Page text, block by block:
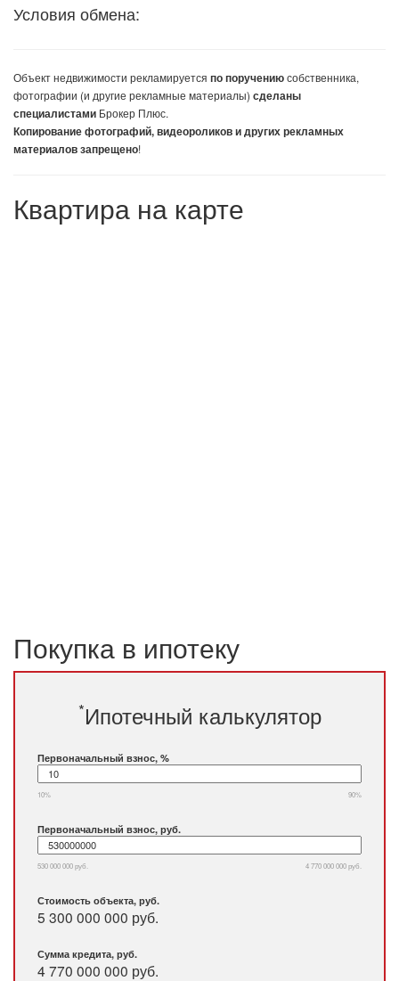
Условия обмена:
Объект недвижимости рекламируется по поручениюсобственника,
фотографии (и другие рекламные материалы) сделаны
специалистами Брокер Плюс.
Копирование фотографий, видеороликов и других рекламных
материалов запрещено!
Квартира на карте
Покупка в ипотеку
*Ипотечный калькулятор
Первоначальный взнос, %
10% 90%
Первоначальный взнос, руб.
530 000 000 руб. 4 770 000 000 руб.
Стоимость объекта, руб.
5 300 000 000 руб.
Сумма кредита, руб.
4 770 000 000 руб.